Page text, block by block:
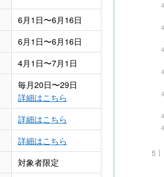
6月1日〜6月16日
6月1日〜6月16日
4月1日〜7月1日
毎月20日〜29日
詳細はこちら
詳細はこちら
詳細はこちら
対象者限定